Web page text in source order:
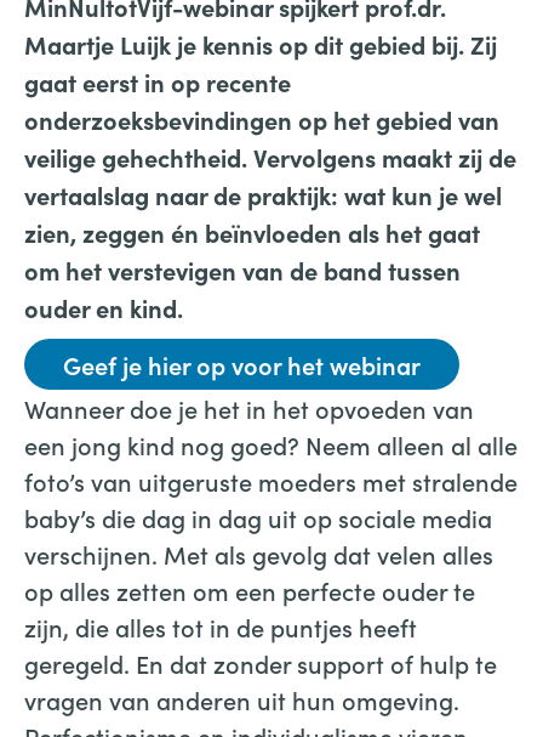
MinNultotVijf-webinar spijkert prof.dr.
Maartje Luijk je kennis op dit gebied bij. Zij
gaat eerst in op recente
onderzoeksbevindingen op het gebied van
veilige gehechtheid. Vervolgens maakt zij de
vertaalslag naar de praktijk: wat kun je wel
zien, zeggen én beïnvloeden als het gaat
om het verstevigen van de band tussen
ouder en kind.
Geef je hier op voor het webinar
Wanneer doe je het in het opvoeden van
een jong kind nog goed? Neem alleen al alle
foto’s van uitgeruste moeders met stralende
baby’s die dag in dag uit op sociale media
verschijnen. Met als gevolg dat velen alles
op alles zetten om een perfecte ouder te
zijn, die alles tot in de puntjes heeft
geregeld. En dat zonder support of hulp te
vragen van anderen uit hun omgeving.